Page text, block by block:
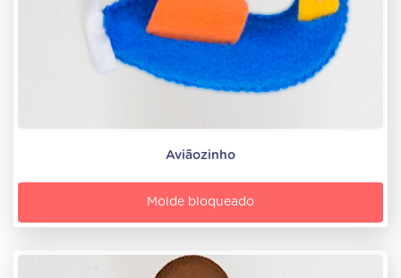
Aviãozinho
Molde bloqueado